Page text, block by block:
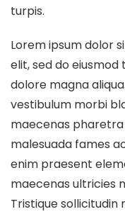
turpis.
Lorem ipsum dolor
elit, sed do
dolore magna
vestibulum morbi
maecenas pharetra
malesuada fames
enim praesent
maecenas ultricies
Tristique